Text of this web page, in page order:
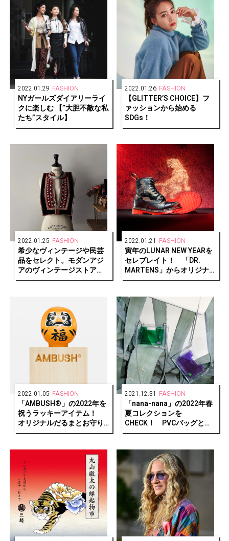
2022.01.29 FASHION
NYガールズダイアリーライ
クに楽しむ 【”大胆不敵な私
たち”スタイル】
2022.01.26 FASHION
【GLITTER’S CHOICE】フ
ァッションから始める
SDGs！
2022.01.25 FASHION
希少なヴィンテージや民芸
品をセレクト。モダンアジ
アのヴィンテージストア
「tay」がオープン。
2022.01.21 FASHION
寅年のLUNAR NEW YEARを
セレブレイト！ 「DR.
MARTENS」からオリジナ
ルタイガーストライプをま
限定で登場。
2022.01.05 FASHION
「AMBUSH®︎」の2022年を
祝うラッキーアイテム！
オリジナルだるまとお守り
が登場。
2021.12.31 FASHION
「nana-nana」の2022年春
夏コレクションを
CHECK！ PVCバッグと
HOOPコレクションに新作